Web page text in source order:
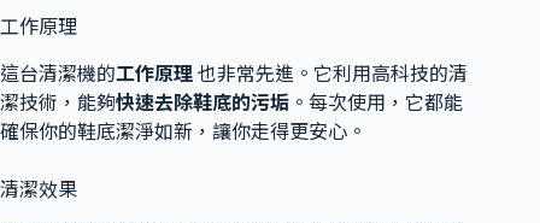
工作原理
這台清潔機的工作原理 也非常先進。它利用高科技的清
潔技術，能夠快速去除鞋底的污垢 。每次使用，它都能
確保你的鞋底潔淨如新，讓你走得更安心。
清潔效果